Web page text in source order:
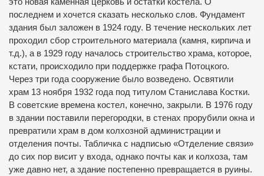
последнем и хочется сказать несколько слов. Фундамент
здания был заложен в 1924 году. В течение нескольких лет
проходил сбор строительного материала (камня, кирпича и
т.д.), а в 1929 году началось строительство храма, которое,
кстати, происходило при поддержке графа Потоцкого.
Через три года сооружение было возведено. Освятили
храм 13 ноября 1932 года под титулом Станислава Костки.
В советские времена костел, конечно, закрыли. В 1976 году
в здании поставили перегородки, в стенах прорубили окна и
превратили храм в дом колхозной администрации и
отделения почты. Табличка с надписью «Отделение связи»
до сих пор висит у входа, однако почты как и колхоза, там
уже давно нет, а здание постепенно превращается в руины.